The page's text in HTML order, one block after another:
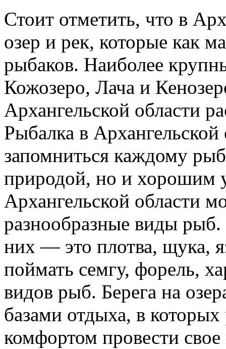
Стоит отметить, что в
озер и рек, которые как
рыбаков. Наиболее
Кожозеро, Лача и
Архангельской области
Рыбалка в Архангельской
запомниться каждому
природой, но и хорошим
Архангельской области
разнообразные виды
них — это плотва, щука,
поймать семгу, форель,
видов рыб. Берега на
базами отдыха, в
комфортом провести